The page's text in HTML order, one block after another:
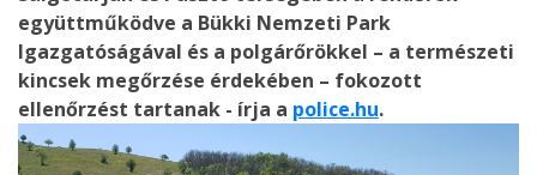
együttműködve a Bükki Nemzeti Park
Igazgatóságával és a polgárőrökkel – a természeti
kincsek megőrzése érdekében – fokozott
ellenőrzést tartanak - írja a police.hu.